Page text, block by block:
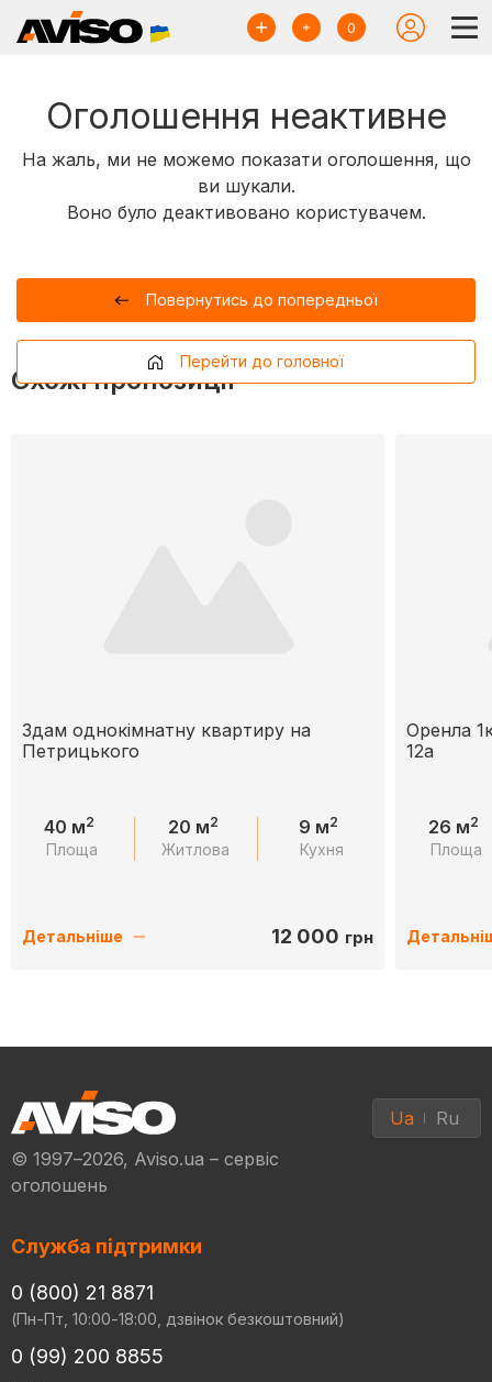
0
Оголошення неактивне
На жаль, ми не можемо показати оголошення, що
ви шукали.
Воно було деактивовано користувачем.
Повернутись до попередньої
Перейти до головної
Схожі пропозиції
Здам однокімнатну квартиру на
Петрицького
40 м2
Площа
20 м2
Житлова
9 м2
Кухня
Детальніше 12 000 грн
Оренла
12а
26 м2
Площа
© 1997–2026, Aviso.ua – сервіс
оголошень
Ua Ru
Служба підтримки
0 (800) 21 8871
(Пн-Пт, 10:00-18:00, дзвінок безкоштовний)
0 (99) 200 8855